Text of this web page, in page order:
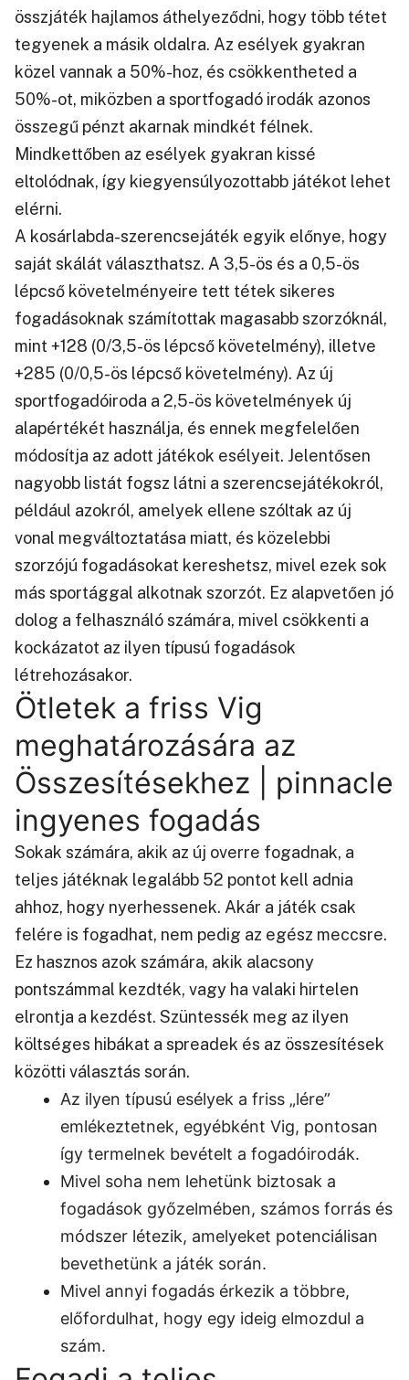
összjáték hajlamos áthelyeződni, hogy több tétet
tegyenek a másik oldalra. Az esélyek gyakran
közel vannak a 50%-hoz, és csökkentheted a
50%-ot, miközben a sportfogadó irodák azonos
összegű pénzt akarnak mindkét félnek.
Mindkettőben az esélyek gyakran kissé
eltolódnak, így kiegyensúlyozottabb játékot lehet
elérni.
A kosárlabda-szerencsejáték egyik előnye, hogy
saját skálát választhatsz. A 3,5-ös és a 0,5-ös
lépcső követelményeire tett tétek sikeres
fogadásoknak számítottak magasabb szorzóknál,
mint +128 (0/3,5-ös lépcső követelmény), illetve
+285 (0/0,5-ös lépcső követelmény). Az új
sportfogadóiroda a 2,5-ös követelmények új
alapértékét használja, és ennek megfelelően
módosítja az adott játékok esélyeit. Jelentősen
nagyobb listát fogsz látni a szerencsejátékokról,
például azokról, amelyek ellene szóltak az új
vonal megváltoztatása miatt, és közelebbi
szorzójú fogadásokat kereshetsz, mivel ezek sok
más sportággal alkotnak szorzót. Ez alapvetően jó
dolog a felhasználó számára, mivel csökkenti a
kockázatot az ilyen típusú fogadások
létrehozásakor.
Ötletek a friss Vig
meghatározására az
Összesítésekhez | pinnacle
ingyenes fogadás
Sokak számára, akik az új overre fogadnak, a
teljes játéknak legalább 52 pontot kell adnia
ahhoz, hogy nyerhessenek. Akár a játék csak
felére is fogadhat, nem pedig az egész meccsre.
Ez hasznos azok számára, akik alacsony
pontszámmal kezdték, vagy ha valaki hirtelen
elrontja a kezdést. Szüntessék meg az ilyen
költséges hibákat a spreadek és az összesítések
közötti választás során.
Az ilyen típusú esélyek a friss „lére”
emlékeztetnek, egyébként Vig, pontosan
így termelnek bevételt a fogadóirodák.
Mivel soha nem lehetünk biztosak a
fogadások győzelmében, számos forrás és
módszer létezik, amelyeket potenciálisan
bevethetünk a játék során.
Mivel annyi fogadás érkezik a többre,
előfordulhat, hogy egy ideig elmozdul a
szám.